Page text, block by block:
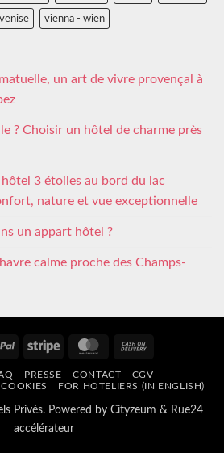
venise vienna - wien
un art de vivre provençal à
? Choisir un hôtel de charme près
3 étoiles au bord du lac
nature et vue exceptionnelle
un appart hôtel ?
calme proche des Champs-
PayPal Stripe MasterCard
Delivery
PRESSE CONTACT
CGV
FOR HOTELIERS (IN ENGLISH)
Privés. Powered by Cityzeum & Rue24
accélérateur